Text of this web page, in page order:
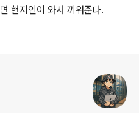
현지인이 와서 끼워준다.